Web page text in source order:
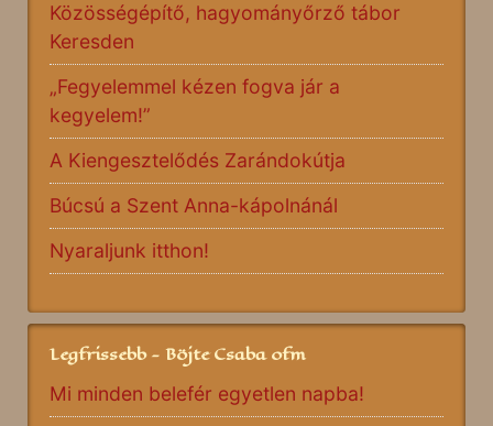
Közösségépítő, hagyományőrző tábor
Keresden
„Fegyelemmel kézen fogva jár a
kegyelem!”
A Kiengesztelődés Zarándokútja
Búcsú a Szent Anna-kápolnánál
Nyaraljunk itthon!
Legfrissebb - Böjte Csaba ofm
Mi minden belefér egyetlen napba!